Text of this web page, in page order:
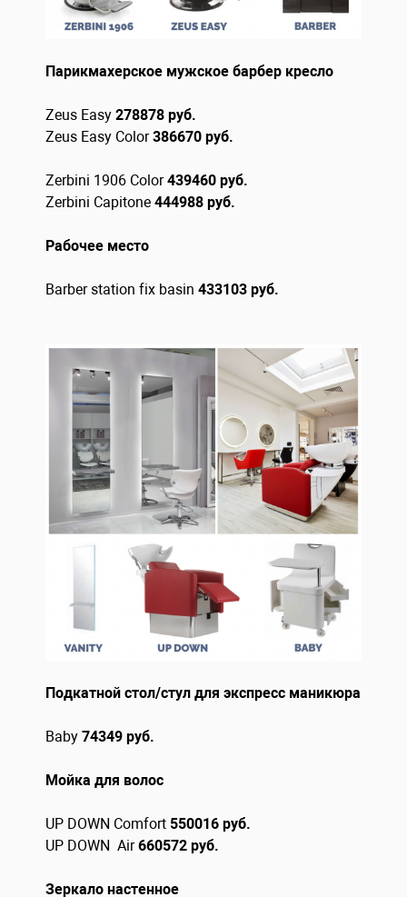
Парикмахерское мужское барбер кресло
Zeus Easy 278878 руб.
Zeus Easy Color386670 руб.
Zerbini 1906 Color439460 руб.
Zerbini Capitone 444988 руб.
Рабочее место
Barber station fix basin 433103 руб.
Подкатной стол/стул для экспресс маникюра
Baby 74349 руб.
Мойка для волос
UP DOWN Comfort 550016 руб.
UP DOWN Air660572 руб.
Зеркало настенное